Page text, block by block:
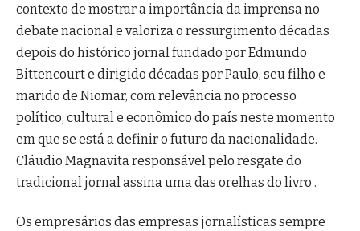
contexto de mostrar a importância da imprensa no
debate nacional e valoriza o ressurgimento décadas
depois do histórico jornal fundado por Edmundo
Bittencourt e dirigido décadas por Paulo, seu filho e
marido de Niomar, com relevância no processo
político, cultural e econômico do país neste momento
em que se está a definir o futuro da nacionalidade.
Cláudio Magnavita responsável pelo resgate do
tradicional jornal assina uma das orelhas do livro .
Os empresários das empresas jornalísticas sempre